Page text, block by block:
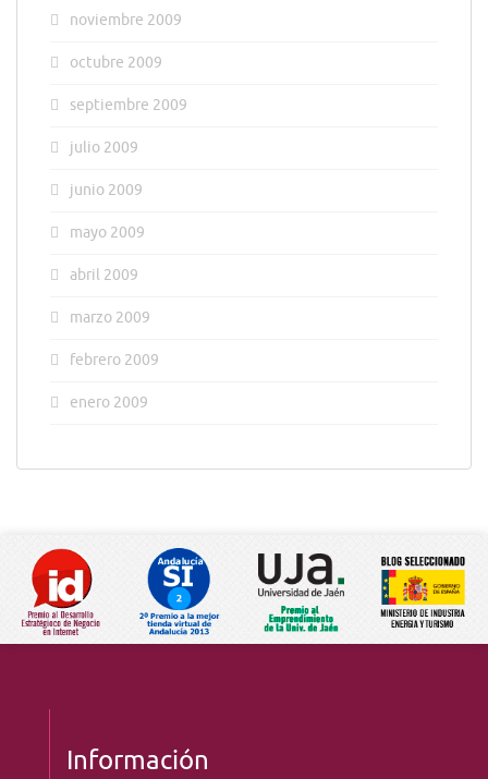
noviembre 2009
octubre 2009
septiembre 2009
julio 2009
junio 2009
mayo 2009
abril 2009
marzo 2009
febrero 2009
enero 2009
Información